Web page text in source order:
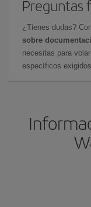
Preguntas
¿Tienes dudas?
sobre
necesitas para
específicos